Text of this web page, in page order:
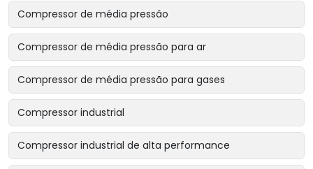
Compressor de média pressão
Compressor de média pressão para ar
Compressor de média pressão para gases
Compressor industrial
Compressor industrial de alta performance